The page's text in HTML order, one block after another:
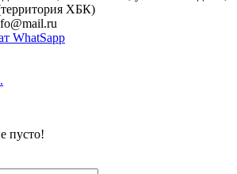
ХБК)
WhatSapp
пусто!